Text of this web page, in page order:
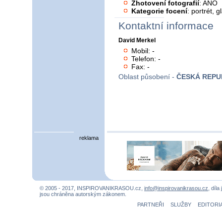
Zhotovení fotografií: ANO
Kategorie focení: portrét,
Kontaktní informace
David Merkel
Mobil: -
Telefon: -
Fax: -
Oblast působení - ČESKÁ
reklama
© 2005 - 2017, INSPIROVANIKRASOU.cz, info@inspirovanikrasou.cz ,
jsou chráněna autorským zákonem.
PARTNEŘI
SLUŽBY